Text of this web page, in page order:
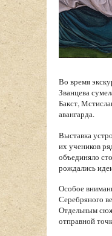
Во время
Званцева
Бакст,
авангарда.
Выставка
их учеников
объединяло
рождались
Особое
Серебряного
Отдельным
отправной